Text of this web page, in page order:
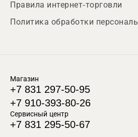
Правила интернет-торговли
Политика обработки
Магазин
+7 831 297-50-95
+7 910-393-80-26
Сервисный центр
+7 831 295-50-67